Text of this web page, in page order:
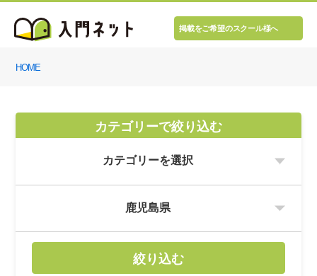
掲載をご希望のスクール様へ
HOME
カテゴリーで絞り込む
絞り込む